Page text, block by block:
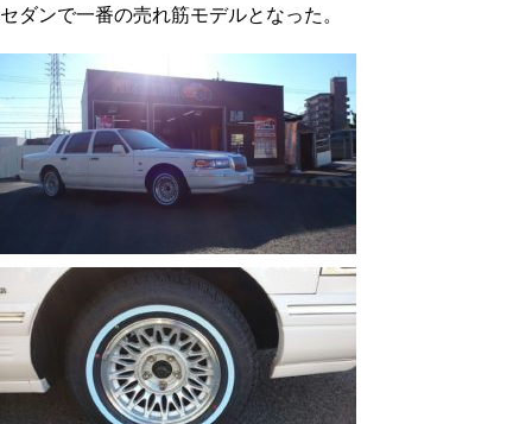
セダンで一番の売れ筋モデルとなった。